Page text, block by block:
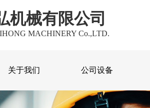
机械有限公司
MACHINERY Co.,LTD.
关于我们 公司设备